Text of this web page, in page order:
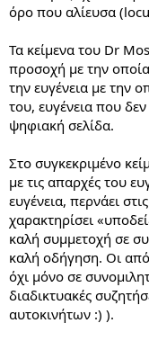
όρο που αλίευσα
Τα κείμενα του Dr
προσοχή με την οποία
την ευγένεια με την
του, ευγένεια που
ψηφιακή σελίδα.
Στο συγκεκριμένο
με τις απαρχές του
ευγένεια, περνάει
χαρακτηρίσει
καλή συμμετοχή σε
καλή οδήγηση. Οι
όχι μόνο σε
διαδικτυακές
αυτοκινήτων :) ).